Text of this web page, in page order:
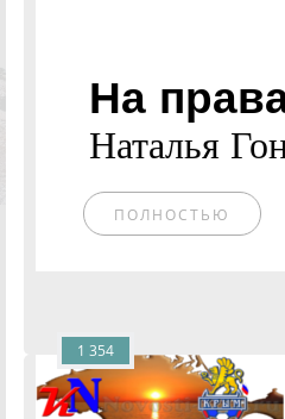
На
Наталья
ПОЛНОСТЬЮ
1 354